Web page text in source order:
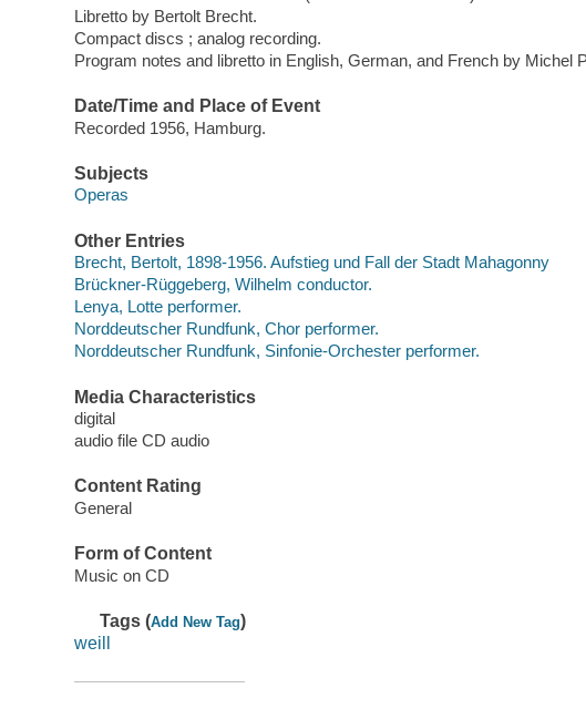
Libretto by Bertolt Brecht.
Compact discs ; analog recording.
Program notes and libretto in English, German, and French by Michel
Date/Time and Place of Event
Recorded 1956, Hamburg.
Subjects
Operas
Other Entries
Brecht, Bertolt, 1898-1956. Aufstieg und Fall der Stadt Mahagonny
Brückner-Rüggeberg, Wilhelm conductor.
Lenya, Lotte performer.
Norddeutscher Rundfunk, Chor performer.
Norddeutscher Rundfunk, Sinfonie-Orchester performer.
Media Characteristics
digital
audio file CD audio
Content Rating
General
Form of Content
Music on CD
Tags (Add New Tag)
weill